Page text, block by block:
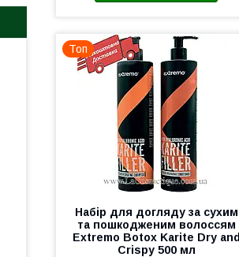
Топ
Набір для догляду за сухим
та пошкодженим волоссям
Extremo Botox Karite Dry and
Crispy 500 мл